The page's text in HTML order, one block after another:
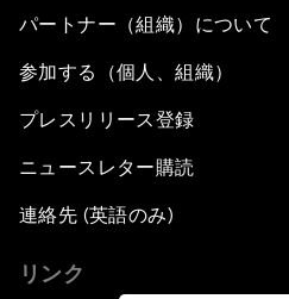
パートナー（組織）について
参加する（個人、組織）
プレスリリース登録
ニュースレター購読
連絡先 (英語のみ)
リンク